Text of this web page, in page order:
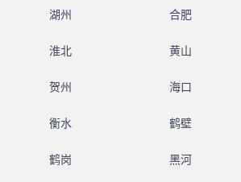
湖州 合肥
淮北 黄山
贺州 海口
衡水 鹤壁
鹤岗 黑河